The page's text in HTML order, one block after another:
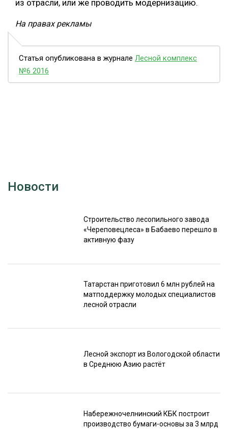
из отрасли, или же проводить модернизацию.
На правах рекламы
Статья опубликована в журнале Лесной комплекс
№6 2016
Новости
Строительство лесопильного завода
«Череповецлеса» в Бабаево перешло в
активную фазу
Татарстан приготовил 6 млн рублей на
матподдержку молодых специалистов
лесной отрасли
Лесной экспорт из Вологодской области
в Среднюю Азию растёт
Набережночелнинский КБК построит
производство бумаги-основы за 3 млрд